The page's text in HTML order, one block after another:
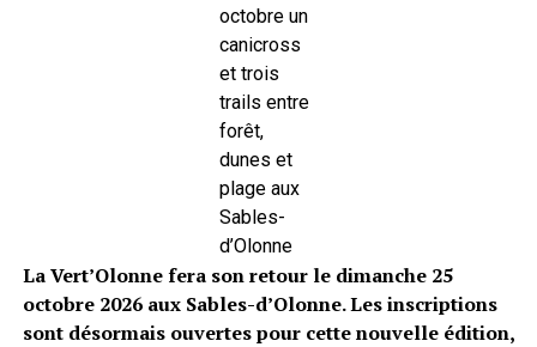
octobre un
canicross
et trois
trails entre
forêt,
dunes et
plage aux
Sables-
d’Olonne
La Vert’Olonne fera son retour le dimanche 25
octobre 2026 aux Sables-d’Olonne. Les inscriptions
sont désormais ouvertes pour cette nouvelle édition,